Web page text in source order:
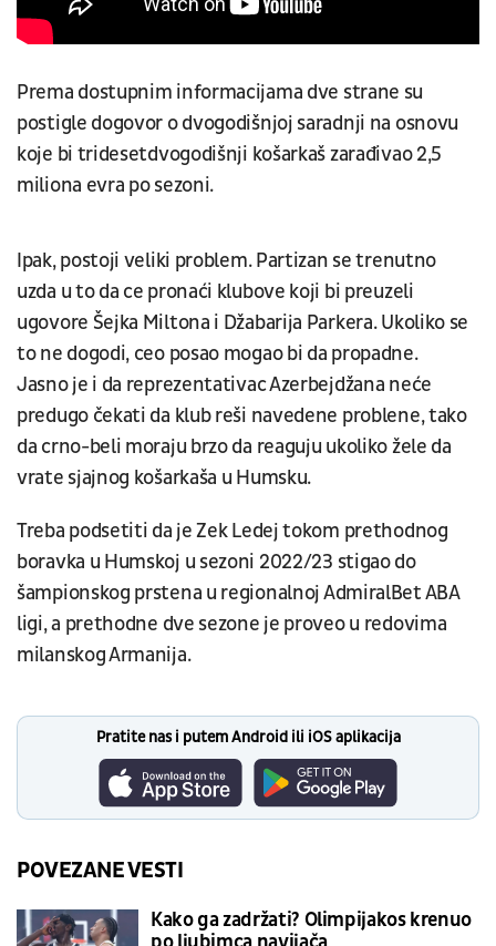
Prema dostupnim informacijama dve strane su
postigle dogovor o dvogodišnjoj saradnji na osnovu
koje bi tridesetdvogodišnji košarkaš zarađivao 2,5
miliona evra po sezoni.
Ipak, postoji veliki problem. Partizan se trenutno
uzda u to da ce pronaći klubove koji bi preuzeli
ugovore Šejka Miltona i Džabarija Parkera. Ukoliko se
to ne dogodi, ceo posao mogao bi da propadne.
Jasno je i da reprezentativac Azerbejdžana neće
predugo čekati da klub reši navedene problene, tako
da crno-beli moraju brzo da reaguju ukoliko žele da
vrate sjajnog košarkaša u Humsku.
Treba podsetiti da je Zek Ledej tokom prethodnog
boravka u Humskoj u sezoni 2022/23 stigao do
šampionskog prstena u regionalnoj AdmiralBet ABA
ligi, a prethodne dve sezone je proveo u redovima
milanskog Armanija.
Pratite nas i putem Android ili iOS aplikacija
POVEZANE VESTI
Kako ga zadržati? Olimpijakos krenuo